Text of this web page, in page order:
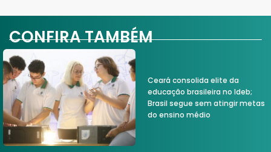
CONFIRA TAMBÉM
Ceará consolida elite da
educação brasileira no Ideb;
Brasil segue sem atingir metas
do ensino médio